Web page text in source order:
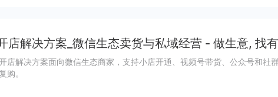
店解决方案_微信生态卖货与私域经营 - 做生意, 找
店解决方案面向微信生态商家，支持小店开通、视频号带货、公众号和社
购。